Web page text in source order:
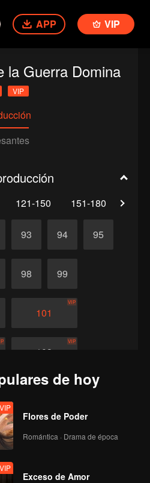
APP VIP
la Guerra Domina
VIP
121-150 151-180
93 94 95
98 99
101
VIP
103
VIP
VIP
VIP
de hoy
VIP
Flores de Poder
Romántica · Drama de época
VIP
Exceso de Amor